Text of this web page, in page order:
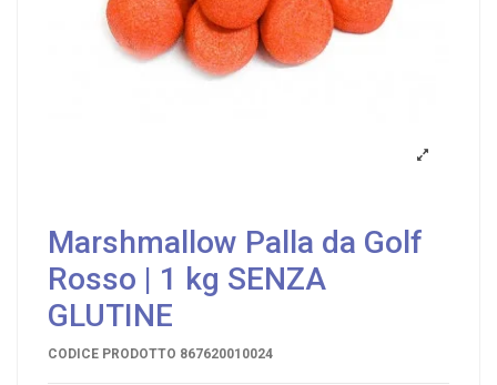
Marshmallow Palla da Golf
Rosso | 1 kg SENZA
GLUTINE
CODICE PRODOTTO 867620010024